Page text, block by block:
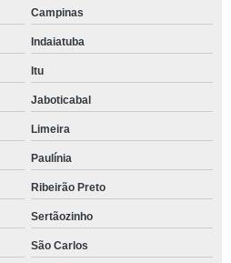
Campinas
Indaiatuba
Itu
Jaboticabal
Limeira
Paulínia
Ribeirão Preto
Sertãozinho
São Carlos